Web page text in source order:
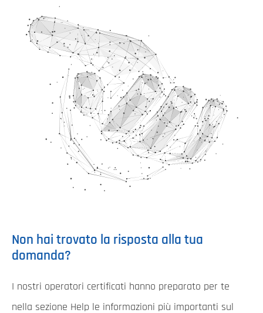
Non hai trovato la risposta alla tua
domanda?
I nostri operatori certificati hanno preparato per te
nella sezione Help le informazioni più importanti sul